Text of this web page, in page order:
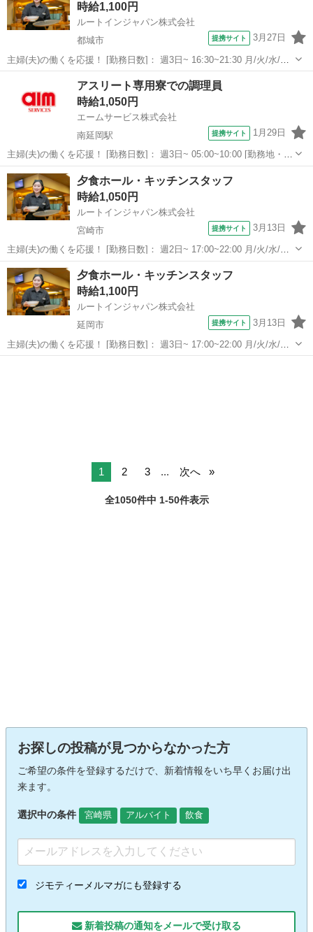
時給1,100円
ルートインジャパン株式会社
都城市
提携サイト 3月27日
主婦(夫)の働くを応援！ [勤務日数]： 週3日~ 16:30~21:30 月/火/水/木/
金/土/日 などから選べます [勤務地・最寄駅]： 宮崎県都城市上町14-18
ホテルルートイン都城 西都城駅徒歩10分 [職...
キッチン
アスリート専用寮での調理員
時給1,050円
エームサービス株式会社
南延岡駅
提携サイト 1月29日
主婦(夫)の働くを応援！ [勤務日数]： 週3日~ 05:00~10:00 [勤務地・最
寄駅]： 宮崎県延岡市構口町2-198-1 旭化成サザンぴあかまえぐち
寮-1692 ＜エームサービス株式会社＞ 南延岡駅徒歩4分 ...
宮崎 延岡市 南延岡駅 その他
夕食ホール・キッチンスタッフ
時給1,050円
ルートインジャパン株式会社
宮崎市
提携サイト 3月13日
主婦(夫)の働くを応援！ [勤務日数]： 週2日~ 17:00~22:00 月/火/水/木/
金/土/日 などから選べます [勤務地・最寄駅]： 宮崎県宮崎市青島西1-
16-2 ルートイングランティアあおしま太陽閣 [...
宮崎 宮崎市 キッチン
夕食ホール・キッチンスタッフ
時給1,100円
ルートインジャパン株式会社
延岡市
提携サイト 3月13日
主婦(夫)の働くを応援！ [勤務日数]： 週3日~ 17:00~22:00 月/火/水/木/
金/土/日 などから選べます [勤務地・最寄駅]： 宮崎県延岡市幸町3-140
1 2 3 ... 次へ
全1050件中 1-50件表示
お探しの投稿が見つからなかった方
ご希望の条件を登録するだけで、新着情報をいち早くお届け出
来ます。
選択中の条件 宮崎県 アルバイト 飲食
ジモティーメルマガにも登録する
新着投稿の通知をメールで受け取る